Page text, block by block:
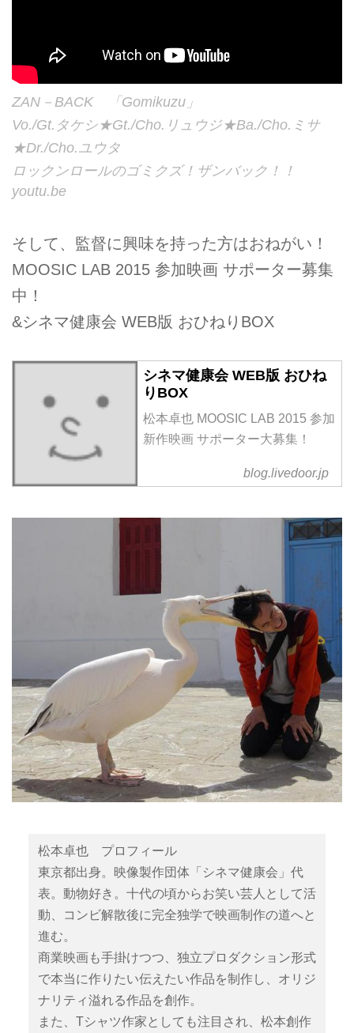
ZAN－BACK 「Gomikuzu」
Vo./Gt.タケシ★Gt./Cho.リュウジ★Ba./Cho.ミサ
★Dr./C­ho.ユウタ
ロックンロールのゴミクズ！ザンバック！！
youtu.be
そして、監督に興味を持った方はおねがい！
MOOSIC LAB 2015 参加映画 サポーター募集
中！
&シネマ健康会 WEB版 おひねりBOX
シネマ健康会 WEB版 おひね
りBOX
松本卓也 MOOSIC LAB 2015 参加
新作映画 サポーター大募集！
blog.livedoor.jp
松本卓也 プロフィール
東京都出身。映像製作団体「シネマ健康会」代
表。動物好き。十代の頃からお笑い芸人として活
動、コンビ解散後に完全独学で映画制作の道へと
進む。
商業映画も手掛けつつ、独立プロダクション形式
で本当に作りたい伝えたい作品を制作し、オリジ
ナリティ溢れる作品を創作。
また、Tシャツ作家としても注目され、松本創作